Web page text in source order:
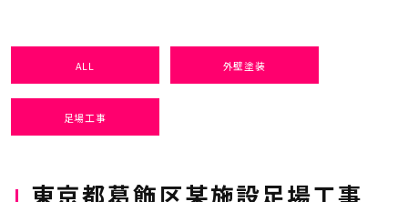
ALL 外壁塗装
足場工事
東京都葛飾区某施設足場工事